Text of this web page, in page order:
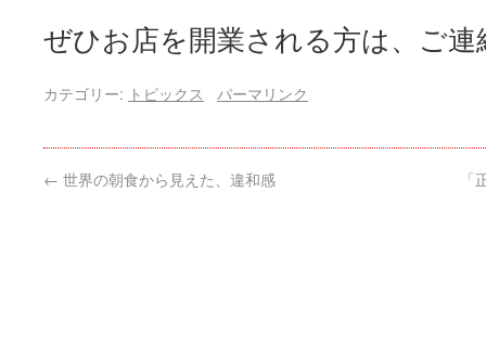
ぜひお店を開業される方は、ご
カテゴリー: トピックス パーマリンク
← 世界の朝食から見えた、違和感